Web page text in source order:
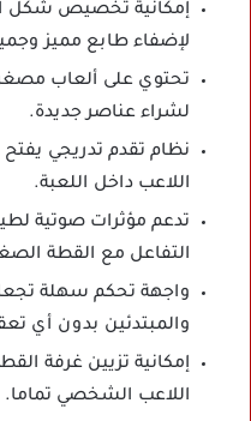
إمكانية تخصيص شكل
لإضفاء طابع مميز
تحتوي على ألعاب
لشراء عناصر جديدة.
نظام تقدم تدريجي
اللاعب داخل اللعبة.
تدعم مؤثرات صوتية
التفاعل مع القطة
واجهة تحكم سهلة
والمبتدئين بدون أي
إمكانية تزيين غرفة
اللاعب الشخصي تماما.